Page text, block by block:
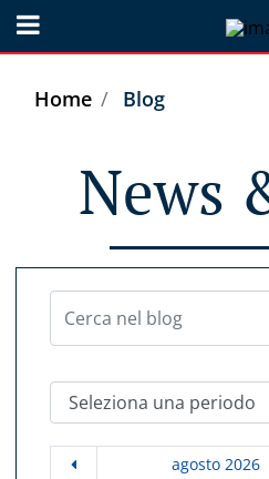
Open menu
Home Blog
News
Seleziona una periodo
agosto 2026